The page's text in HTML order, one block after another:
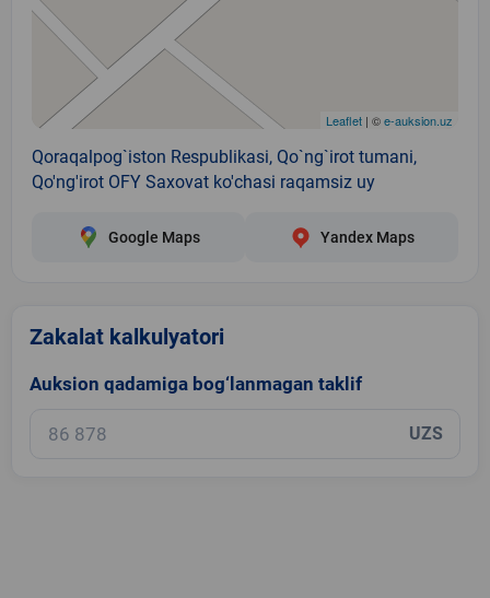
Leaflet | ©e-auksion.uz
Qoraqalpog`iston Respublikasi, Qo`ng`irot tumani,
Qo'ng'irot OFY Saxovat ko'chasi raqamsiz uy
Google Maps Yandex Maps
Zakalat kalkulyatori
Auksion qadamiga bog‘lanmagan taklif
UZS